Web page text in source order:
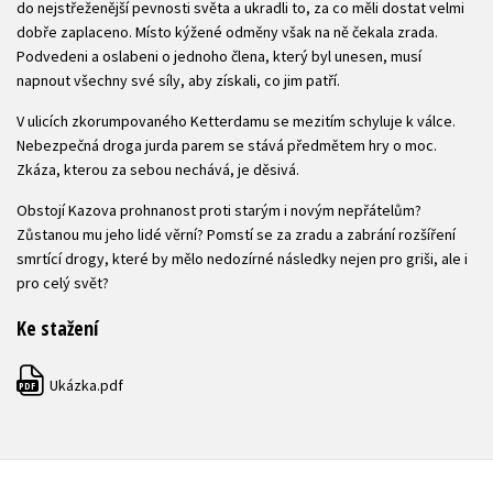
do nejstřeženější pevnosti světa a ukradli to, za co měli dostat velmi
dobře zaplaceno. Místo kýžené odměny však na ně čekala zrada.
Podvedeni a oslabeni o jednoho člena, který byl unesen, musí
napnout všechny své síly, aby získali, co jim patří.
V ulicích zkorumpovaného Ketterdamu se mezitím schyluje k válce.
Nebezpečná droga jurda parem se stává předmětem hry o moc.
Zkáza, kterou za sebou nechává, je děsivá.
Obstojí Kazova prohnanost proti starým i novým nepřátelům?
Zůstanou mu jeho lidé věrní? Pomstí se za zradu a zabrání rozšíření
smrtící drogy, které by mělo nedozírné následky nejen pro griši, ale i
pro celý svět?
Ke stažení
PDF Ukázka.pdf